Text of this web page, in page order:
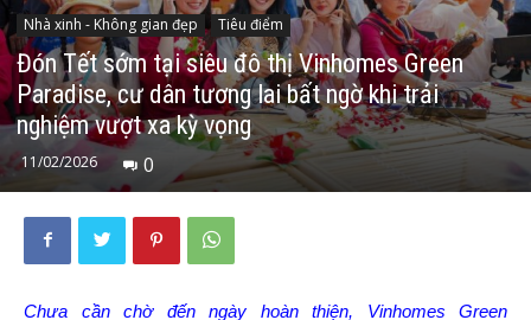
Nhà xinh - Không gian đẹp Tiêu điểm
Đón Tết sớm tại siêu đô thị Vinhomes Green
Paradise, cư dân tương lai bất ngờ khi trải
nghiệm vượt xa kỳ vọng
11/02/2026 0
Chưa cần chờ đến ngày hoàn thiện, Vinhomes Green